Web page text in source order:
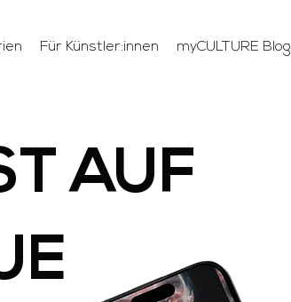
Für Künstler:innen myCULTURE Blog
AUF